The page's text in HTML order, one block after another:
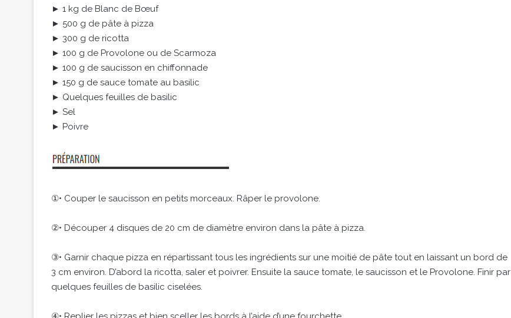
► 1 kg de Blanc de Bœuf
► 500 g de pâte à pizza
► 300 g de ricotta
► 100 g de Provolone ou de Scarmoza
► 100 g de saucisson en chiffonnade
► 150 g de sauce tomate au basilic
► Quelques feuilles de basilic
► Sel
► Poivre
①• Couper le saucisson en petits morceaux. Râper le provolone.
②• Découper 4 disques de 20 cm de diamètre environ dans la pâte à pizza.
③• Garnir chaque pizza en répartissant tous les ingrédients sur une moitié de pâte tout en laissant un bord de
3 cm environ. D’abord la ricotta, saler et poivrer. Ensuite la sauce tomate, le saucisson et le Provolone. Finir par
quelques feuilles de basilic ciselées.